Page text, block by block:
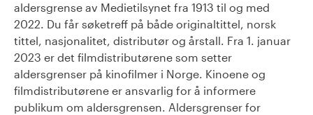
aldersgrense av Medietilsynet fra 1913 til og med
2022. Du får søketreff på både originaltittel, norsk
tittel, nasjonalitet, distributør og årstall. Fra 1. januar
2023 er det filmdistributørene som setter
aldersgrenser på kinofilmer i Norge. Kinoene og
filmdistributørene er ansvarlig for å informere
publikum om aldersgrensen. Aldersgrenser for